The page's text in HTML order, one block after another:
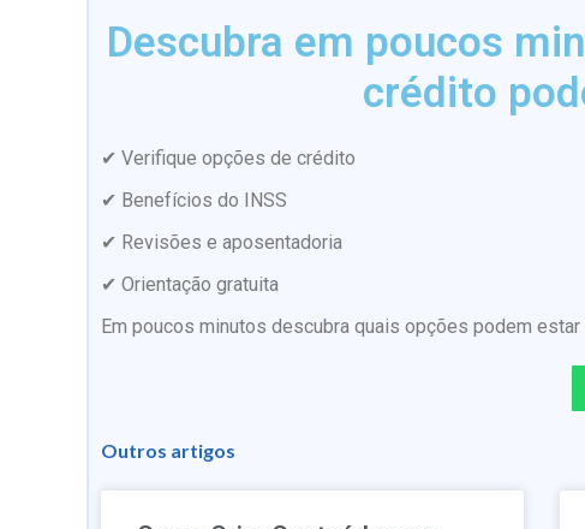
Descubra em poucos
crédito
✔ Verifique opções de crédito
✔ Benefícios do INSS
✔ Revisões e aposentadoria
✔ Orientação gratuita
Em poucos minutos descubra quais opções podem
Outros artigos